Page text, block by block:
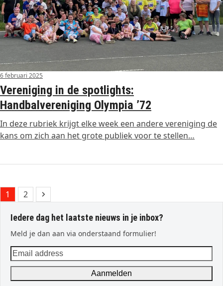
6 februari 2025
Vereniging in de spotlights:
Handbalvereniging Olympia ’72
In deze rubriek krijgt elke week een andere vereniging de
kans om zich aan het grote publiek voor te stellen…
Page
1 Page
2 Next
Iedere dag het laatste nieuws in je inbox?
Meld je dan aan via onderstaand formulier!
Email
address
Aanmelden